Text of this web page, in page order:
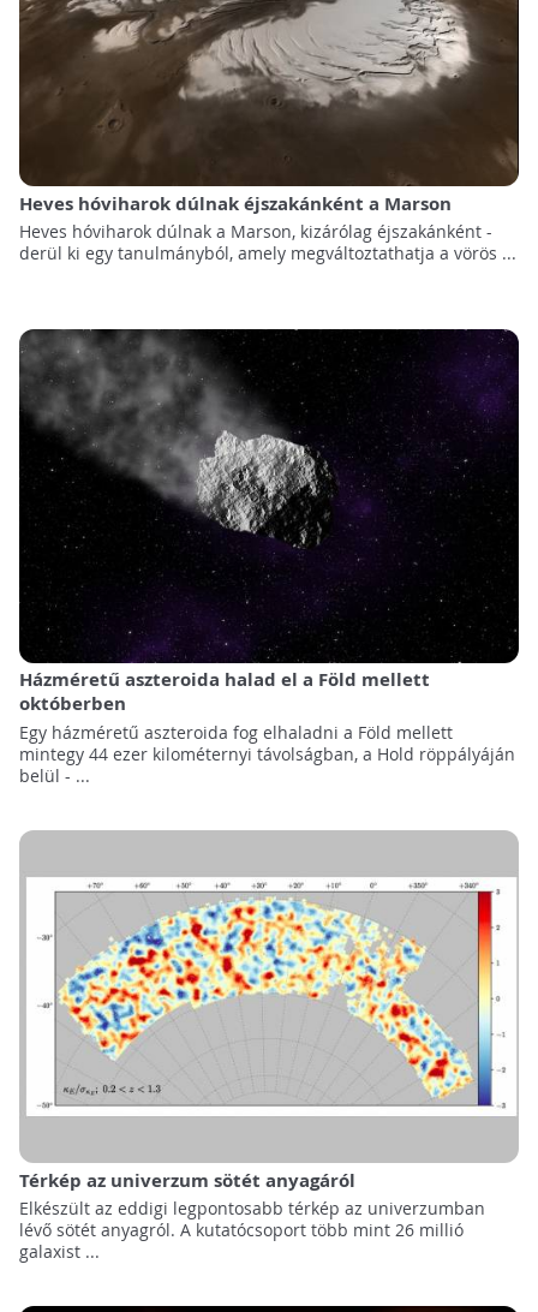
Heves hóviharok dúlnak éjszakánként a Marson
Heves hóviharok dúlnak a Marson, kizárólag éjszakánként -
derül ki egy tanulmányból, amely megváltoztathatja a vörös ...
Házméretű aszteroida halad el a Föld mellett
októberben
Egy házméretű aszteroida fog elhaladni a Föld mellett
mintegy 44 ezer kilométernyi távolságban, a Hold röppályáján
belül - ...
Térkép az univerzum sötét anyagáról
Elkészült az eddigi legpontosabb térkép az univerzumban
lévő sötét anyagról. A kutatócsoport több mint 26 millió
galaxist ...